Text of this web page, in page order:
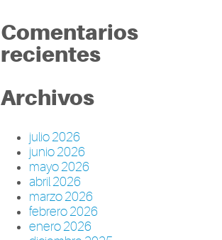
Comentarios
recientes
Archivos
julio 2026
junio 2026
mayo 2026
abril 2026
marzo 2026
febrero 2026
enero 2026